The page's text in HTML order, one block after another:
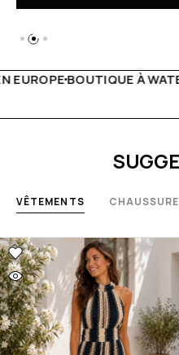
LIVRAISON
VÊTEMENTS